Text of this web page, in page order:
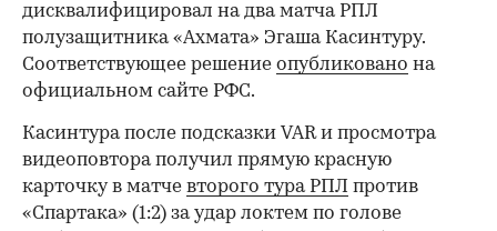
дисквалифицировал на два матча РПЛ
полузащитника «Ахмата» Эгаша Касинтуру.
Соответствующее решение опубликовано на
официальном сайте РФС.
Касинтура после подсказки VAR и просмотра
видеоповтора получил прямую красную
карточку в матче второго тура РПЛ против
«Спартака» (1:2) за удар локтем по голове